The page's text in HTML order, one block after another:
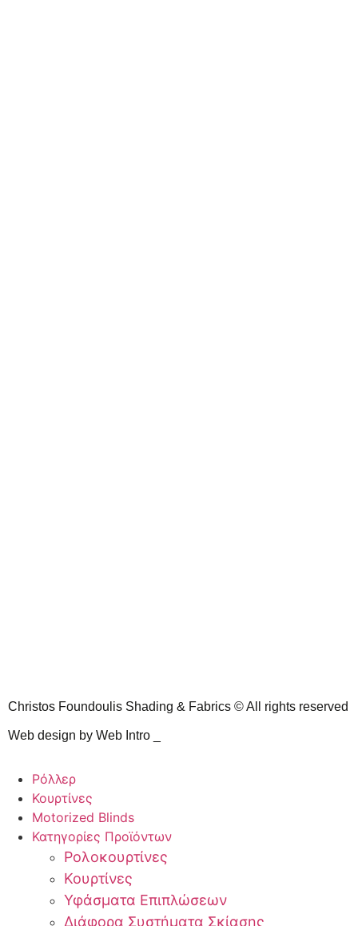
Christos Foundoulis Shading & Fabrics © All rights reserved
Web design by Web Intro _
Ρόλλερ
Κουρτίνες
Motorized Blinds
Κατηγορίες Προϊόντων
Ρολοκουρτίνες
Κουρτίνες
Υφάσματα Επιπλώσεων
Διάφορα Συστήματα Σκίασης